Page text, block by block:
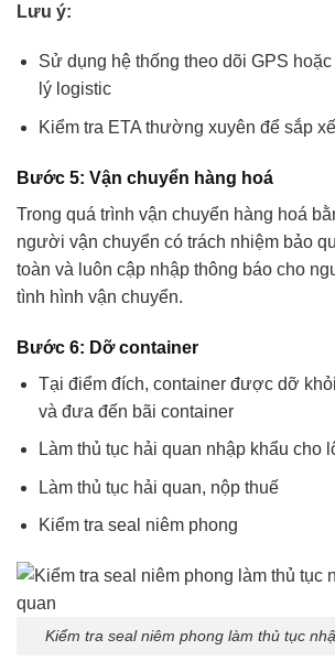
Lưu ý:
Sử dụng hệ thống theo dõi GPS
lý logistic
Kiểm tra ETA thường xuyên để sắp
Bước 5: Vận chuyển hàng hoá
Trong quá trình vận chuyển hàng hoá
người vận chuyển có trách nhiệm bảo
toàn và luôn cập nhập thông báo cho
tình hình vận chuyển.
Bước 6: Dỡ container
Tại điểm đích, container được dỡ
và đưa đến bãi container
Làm thủ tục hải quan nhập khẩu cho
Làm thủ tục hải quan, nộp thuế
Kiểm tra seal niêm phong
Kiểm tra seal niêm phong làm thủ tục